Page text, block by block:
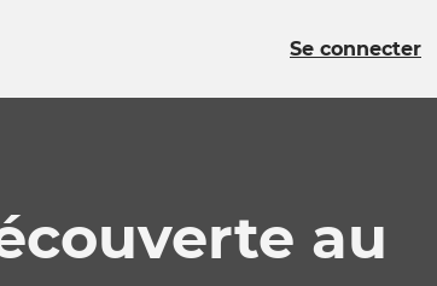
Se connecter
au